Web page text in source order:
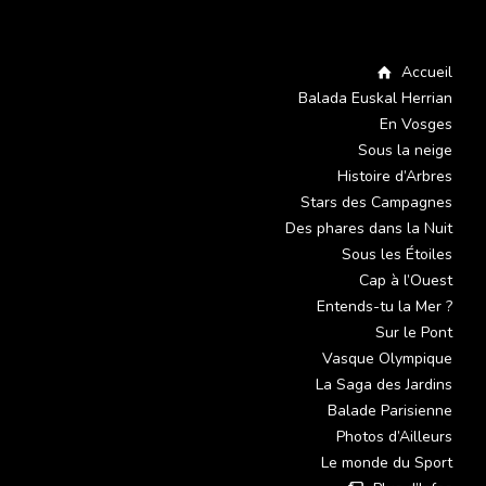
Accueil
Balada Euskal Herrian
En Vosges
Sous la neige
Histoire d’Arbres
Stars des Campagnes
Des phares dans la Nuit
Sous les Étoiles
Cap à l’Ouest
Entends-tu la Mer ?
Sur le Pont
Vasque Olympique
La Saga des Jardins
Balade Parisienne
Photos d’Ailleurs
Le monde du Sport